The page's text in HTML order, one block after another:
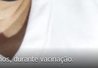
durante vacinação.